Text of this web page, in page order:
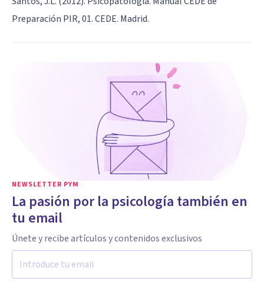
Preparación PIR, 01. CEDE. Madrid.
NEWSLETTER PYM
La pasión por la psicología también en
tu email
Únete y recibe artículos y contenidos exclusivos